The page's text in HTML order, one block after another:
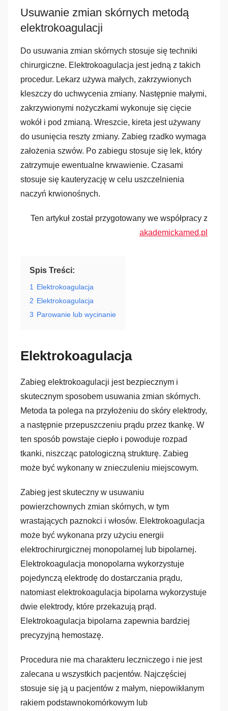
Usuwanie zmian skórnych metodą
elektrokoagulacji
Do usuwania zmian skórnych stosuje się techniki
chirurgiczne. Elektrokoagulacja jest jedną z takich
procedur. Lekarz używa małych, zakrzywionych
kleszczy do uchwycenia zmiany. Następnie małymi,
zakrzywionymi nożyczkami wykonuje się cięcie
wokół i pod zmianą. Wreszcie, kireta jest używany
do usunięcia reszty zmiany. Zabieg rzadko wymaga
założenia szwów. Po zabiegu stosuje się lek, który
zatrzymuje ewentualne krwawienie. Czasami
stosuje się kauteryzację w celu uszczelnienia
naczyń krwionośnych.
Ten artykuł został przygotowany we współpracy z
akademickamed.pl
Spis Treści:
1 Elektrokoagulacja
2 Elektrokoagulacja
3 Parowanie lub wycinanie
Elektrokoagulacja
Zabieg elektrokoagulacji jest bezpiecznym i
skutecznym sposobem usuwania zmian skórnych.
Metoda ta polega na przyłożeniu do skóry elektrody,
a następnie przepuszczeniu prądu przez tkankę. W
ten sposób powstaje ciepło i powoduje rozpad
tkanki, niszcząc patologiczną strukturę. Zabieg
może być wykonany w znieczuleniu miejscowym.
Zabieg jest skuteczny w usuwaniu
powierzchownych zmian skórnych, w tym
wrastających paznokci i włosów. Elektrokoagulacja
może być wykonana przy użyciu energii
elektrochirurgicznej monopolarnej lub bipolarnej.
Elektrokoagulacja monopolarna wykorzystuje
pojedynczą elektrodę do dostarczania prądu,
natomiast elektrokoagulacja bipolarna wykorzystuje
dwie elektrody, które przekazują prąd.
Elektrokoagulacja bipolarna zapewnia bardziej
precyzyjną hemostazę.
Procedura nie ma charakteru leczniczego i nie jest
zalecana u wszystkich pacjentów. Najczęściej
stosuje się ją u pacjentów z małym, niepowikłanym
rakiem podstawnokomórkowym lub